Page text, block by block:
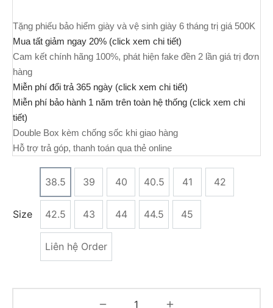
Tặng phiếu bảo hiểm giày và vệ sinh giày 6 tháng trị giá 500K
Mua tất giảm ngay 20% (click xem chi tiết)
Cam kết chính hãng 100%, phát hiện fake đền 2 lần giá trị đơn
hàng
Miễn phí đổi trả 365 ngày (click xem chi tiết)
Miễn phí bảo hành 1 năm trên toàn hệ thống (click xem chi
tiết)
Double Box kèm chống sốc khi giao hàng
Hỗ trợ trả góp, thanh toán qua thẻ online
Size
38.5 39 40 40.5 41 42
42.5 43 44 44.5 45
Liên hệ Order